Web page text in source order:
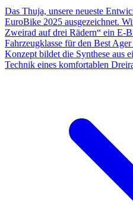
Das Thuja, unsere neueste
EuroBike 2025 ausgezeichnet.
Zweirad auf drei Rädern“ ein E-
Fahrzeugklasse für den Best
Konzept bildet die Synthese aus
Technik eines komfortablen